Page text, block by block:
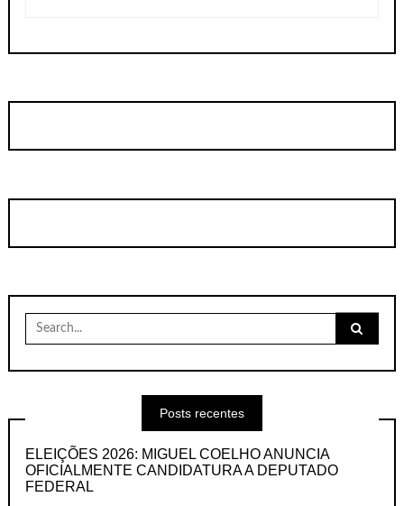
Search
for:
Posts recentes
ELEIÇÕES 2026: MIGUEL COELHO ANUNCIA
OFICIALMENTE CANDIDATURA A DEPUTADO
FEDERAL